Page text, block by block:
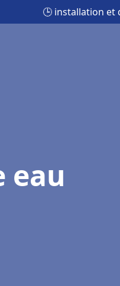
🕒 installation et
eau